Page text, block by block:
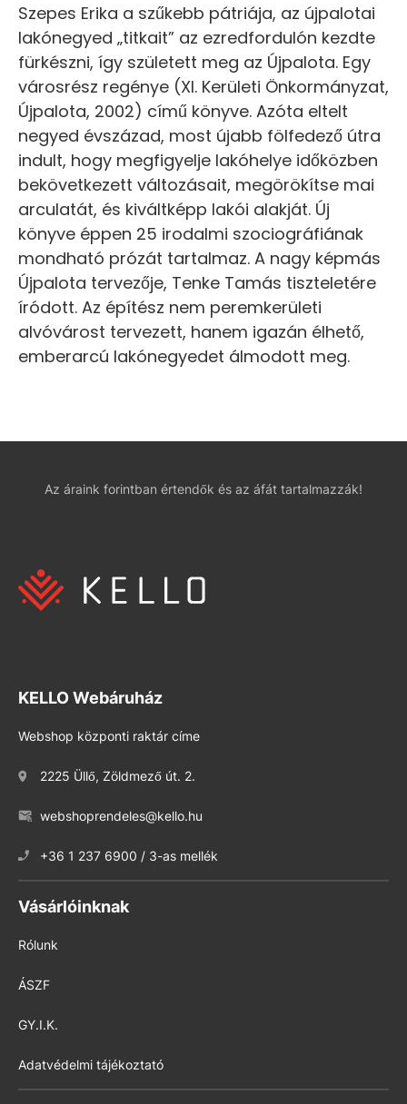
Szepes Erika a szűkebb pátriája, az újpalotai
lakónegyed „titkait” az ezredfordulón kezdte
fürkészni, így született meg az Újpalota. Egy
városrész regénye (XI. Kerületi Önkormányzat,
Újpalota, 2002) című könyve. Azóta eltelt
negyed évszázad, most újabb fölfedező útra
indult, hogy megfigyelje lakóhelye időközben
bekövetkezett változásait, megörökítse mai
arculatát, és kiváltképp lakói alakját. Új
könyve éppen 25 irodalmi szociográfiának
mondható prózát tartalmaz. A nagy képmás
Újpalota tervezője, Tenke Tamás tiszteletére
íródott. Az építész nem peremkerületi
alvóvárost tervezett, hanem igazán élhető,
emberarcú lakónegyedet álmodott meg.
Az áraink forintban értendők és az áfát tartalmazzák!
KELLO Webáruház
Webshop központi raktár címe
2225 Üllő, Zöldmező út. 2.
webshoprendeles@kello.hu
+36 1 237 6900 / 3-as mellék
Vásárlóinknak
Rólunk
ÁSZF
GY.I.K.
Adatvédelmi tájékoztató